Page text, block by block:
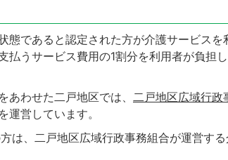
であると認定された方が介護サービスを
払うサービス費用の1割分を利用者が負担
わせた二戸地区では、 二戸地区広域行政
運営しています。
は、二戸地区広域行政事務組合が運営す